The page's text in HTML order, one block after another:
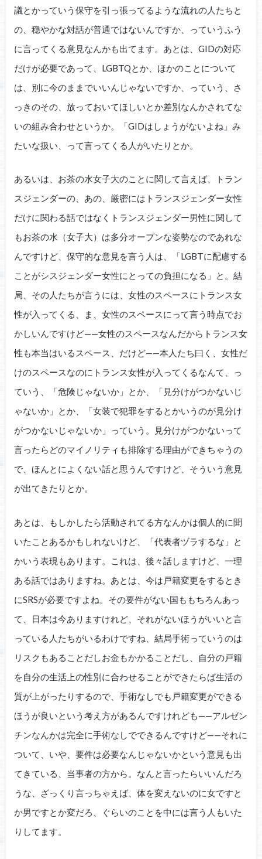
議とかっていう保守を引っ張ってるような流れの人たちと
の、穏やかな対話が普通ではないんですか、っていうふう
に言ってくる意見なんかも出てます。あとは、GIDの対応
だけが必要であって、LGBTQとか、ほかのことについて
は、別に今のままでいいんじゃないですか、っていう、さ
っきのその、放っておいてほしいとか差別なんかされてな
いの組み合わせというか。「GIDはしょうがないよね」み
たいな扱い、って言ってくる人がいたりとか。
あるいは、お茶の水女子大のことに関して言えば、トラン
スジェンダーの、あの、厳密にはトランスジェンダー女性
だけに関わる話ではなくトランスジェンダー男性に関して
もお茶の水（女子大）は多分オープンな姿勢なのであれな
んですけど、保守的な意見を言う人は、「LGBTに配慮する
ことがシスジェンダー女性にとっての負担になる」と。結
局、その人たちが言うには、女性のスペースにトランス女
性が入ってくる、ま、女性のスペースにって言う時点でお
かしいんですけど——女性のスペースなんだからトランス女
性も本当はいるスペース、だけど——本人たち曰く、女性だ
けのスペースなのにトランス女性が入ってくるなんて、っ
ていう、「危険じゃないか」とか、「見分けがつかないじ
ゃないか」とか、「女装で犯罪をするとかいうのが見分け
がつかないじゃないか」っていう。見分けがつかないって
言ったらどのマイノリティも排除する理由ができちゃうの
で、ほんとによくない話と思うんですけど、そういう意見
が出てきたりとか。
あとは、もしかしたら活動されてる方なんかは個人的に聞
いたことあるかもしれないけど、「代表者ヅラするな」と
かいう表現もあります。これは、後々話しますけど、一理
ある話ではありますね。あとは、今は戸籍変更をするとき
にSRSが必要ですよね。その要件がない国ももちろんあっ
て、日本は今ありますけれど、それがないほうがいいと言
っている人たちがいるわけですね、結局手術っていうのは
リスクもあることだしお金もかかることだし、自分の戸籍
を自分の生活上の性別に合わせることができたらば生活の
質が上がったりするので、手術なしでも戸籍変更ができる
ほうが良いという考え方があるんですけれども——アルゼン
チンなんかは完全に手術なしでできるんですけど——それに
ついて、いや、要件は必要なんじゃないかという意見も出
てきている、当事者の方から。なんと言ったらいいんだろ
うな、ざっくり言っちゃえば、体を変えないのに女ですと
か男ですとか変だろ、ぐらいのことを中には言う人もいた
りしてます。